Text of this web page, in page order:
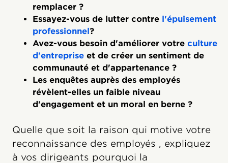
remplacer ?
Essayez-vous de lutter contre l'épuisement
professionnel?
Avez-vous besoin d'améliorer votre culture
d'entreprise et de créer un sentiment de
communauté et d'appartenance ?
Les enquêtes auprès des employés
révèlent-elles un faible niveau
d'engagement et un moral en berne ?
Quelle que soit la raison qui motive votre
reconnaissance des employés , expliquez
à vos dirigeants pourquoi la